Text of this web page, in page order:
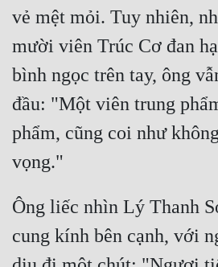
Quan Trường
Quân Sự
Sảng Văn
Sắc
Sủng
Thanh Xuân
Tiên Hiệp
Tiểu Thuyết
vẻ mệt mỏi. Tuy nhiên,
mười viên Trúc Cơ đan
bình ngọc trên tay, ông
đầu: "Một viên trung
phẩm, cũng coi như
Ông liếc nhìn Lý Thanh
cung kính bên cạnh, với